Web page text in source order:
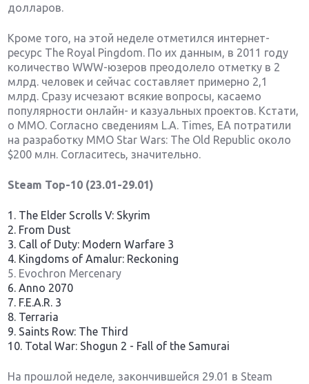
долларов.
Кроме того, на этой неделе отметился интернет-
ресурс The Royal Pingdom. По их данным, в 2011 году
количество WWW-юзеров преодолело отметку в 2
млрд. человек и сейчас составляет примерно 2,1
млрд. Сразу исчезают всякие вопросы, касаемо
популярности онлайн- и казуальных проектов. Кстати,
о ММО. Согласно сведениям L.A. Times, EA потратили
на разработку MMO Star Wars: The Old Republic около
$200 млн. Согласитесь, значительно.
Steam Top-10 (23.01-29.01)
1. The Elder Scrolls V: Skyrim
2. From Dust
3. Call of Duty: Modern Warfare 3
4. Kingdoms of Amalur: Reckoning
5. Evochron Mercenary
6. Anno 2070
7. F.E.A.R. 3
8. Terraria
9. Saints Row: The Third
10. Total War: Shogun 2 - Fall of the Samurai
На прошлой неделе, закончившейся 29.01 в Steam